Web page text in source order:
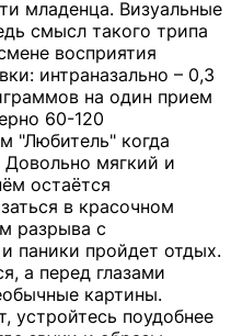
младенца. Визуальные
смысл такого трипа
восприятия
интраназально – 0,3
на один прием
60-120
"Любитель" когда
мягкий и
остаётся
в красочном
разрыва с
паники пройдет отдых.
а перед глазами
картины.
устройтесь поудобнее